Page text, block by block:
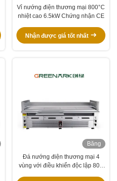
hình
Vỉ nướng điện thương mại 800°C
nhiệt cao 6.5kW Chứng nhận CE
Nhận được giá tốt nhất
Băng
hình
Đá nướng điện thương mại 4
vùng với điều khiển độc lập 800